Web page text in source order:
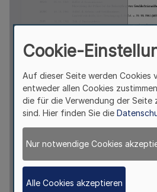
Cookie-
Auf dieser Seite werden Cookies
entweder allen Cookies
die für die Verwendung der Seite
sind. Hier finden Sie die
Nur notwendige Cookies
Alle Cookies akzeptieren